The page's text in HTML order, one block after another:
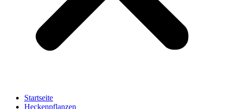
Startseite
Heckenpflanzen